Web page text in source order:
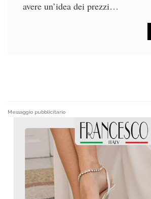
avere un’idea dei prezzi…
Messaggio pubblicitario